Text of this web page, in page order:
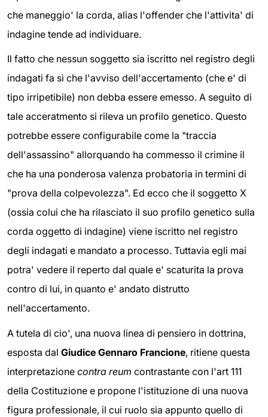
che maneggio' la corda, alias l'offender che l'attivita' di
indagine tende ad individuare.
Il fatto che nessun soggetto sia iscritto nel registro degli
indagati fa sì che l'avviso dell'accertamento (che e' di
tipo irripetibile) non debba essere emesso. A seguito di
tale acceratmento si rileva un profilo genetico. Questo
potrebbe essere configurabile come la "traccia
dell'assassino" allorquando ha commesso il crimine il
che ha una ponderosa valenza probatoria in termini di
"prova della colpevolezza". Ed ecco che il soggetto X
(ossia colui che ha rilasciato il suo profilo genetico sulla
corda oggetto di indagine) viene iscritto nel registro
degli indagati e mandato a processo. Tuttavia egli mai
potra' vedere il reperto dal quale e' scaturita la prova
contro di lui, in quanto e' andato distrutto
nell'accertamento.
A tutela di cio', una nuova linea di pensiero in dottrina,
esposta dal Giudice Gennaro Francione, ritiene questa
interpretazione contra reum contrastante con l'art 111
della Costituzione e propone l'istituzione di una nuova
figura professionale, il cui ruolo sia appunto quello di